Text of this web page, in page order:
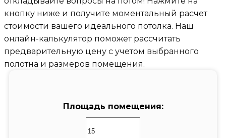
кнопку ниже и получите моментальный расчет
стоимости вашего идеального потолка. Наш
онлайн-калькулятор поможет рассчитать
предварительную цену с учетом выбранного
полотна и размеров помещения.
Площадь помещения: